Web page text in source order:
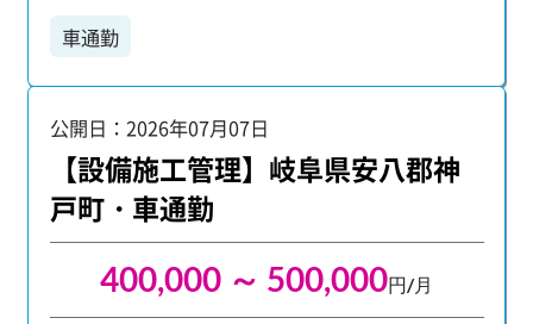
ださい。 【具体的な業務内容】 ・図面の修正、チ
ェック ・トレース作業 ・関連書類の作成 主要な
ます。 あなたの得意なソフトを活かしながら、さ
らにスキルを磨ける環境です。
車通勤
公開日：2026年07月07日
【設備施工管理】岐阜県安八郡神
戸町・車通勤
400,000 ～ 500,000円/月